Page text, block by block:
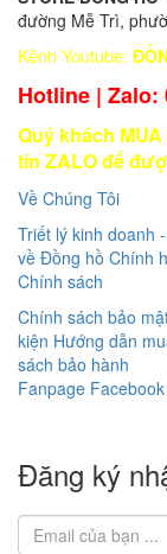
đường Mễ Trì,
Kênh Youtube:
Hotline | Zalo:
Quý khách
tin ZALO để
Về Chúng Tôi
Triết lý kinh doanh
về Đồng hồ Chính
Chính sách
Chính sách bảo
kiện Hướng dẫn
sách bảo hành
Fanpage Facebook
Đăng ký